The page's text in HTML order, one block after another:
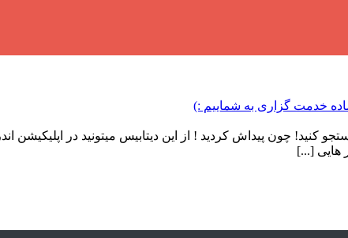
کنید! چون پیداش کردید ! از این دیتابیس میتونید در اپلیکیشن